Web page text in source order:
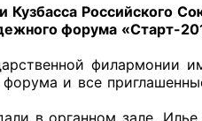
ОБРАТНАЯ
Российского
форума «Старт-
филармонии
и все
в органном зале. Илье